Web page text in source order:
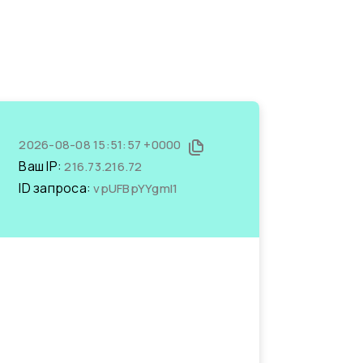
2026-08-08 15:51:57 +0000
Ваш IP:216.73.216.72
ID запроса:vpUFBpYYgmI1